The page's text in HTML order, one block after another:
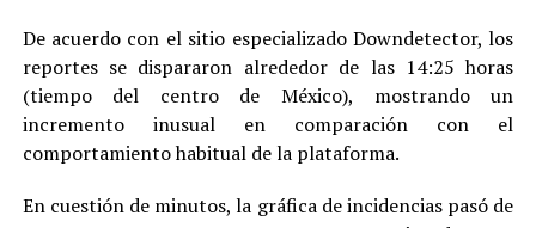
De acuerdo con el sitio especializado Downdetector, los
reportes se dispararon alrededor de las 14:25 horas
(tiempo del centro de México), mostrando un
incremento inusual en comparación con el
comportamiento habitual de la plataforma.
En cuestión de minutos, la gráfica de incidencias pasó de